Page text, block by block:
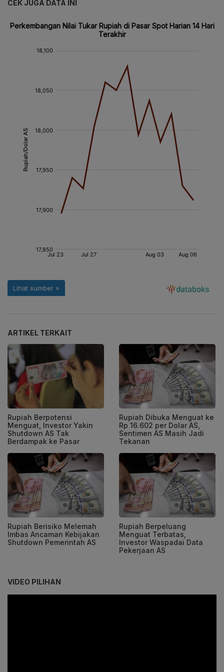
CEK JUGA DATA INI
ARTIKEL TERKAIT
Rupiah Berpotensi
Menguat, Investor Yakin
Shutdown AS Tak
Berdampak ke Pasar
Rupiah Dibuka Menguat ke
Rp 16.602 per Dolar AS,
Sentimen AS Masih Jadi
Tekanan
Rupiah Berisiko Melemah
Imbas Ancaman Kebijakan
Shutdown Pemerintah AS
Rupiah Berpeluang
Menguat Terbatas,
Investor Waspadai Data
Pekerjaan AS
VIDEO PILIHAN